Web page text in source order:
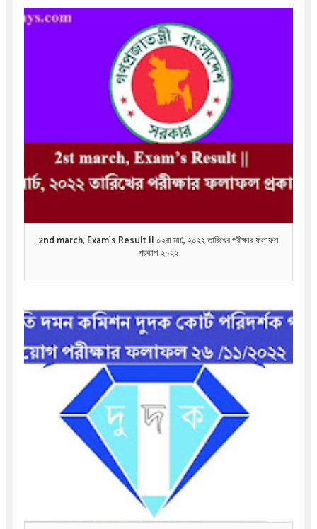
2nd march, Exam’s Result || ০২রা মার্চ, ২০২২ তারিখের পরীক্ষার ফলাফল
প্রকাশ ২০২২